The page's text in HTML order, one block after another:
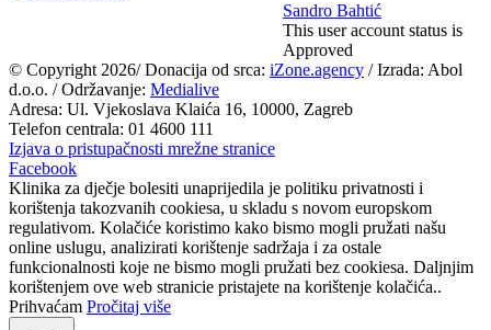
Sandro Bahtić
This user account status is
Approved
© Copyright 2026/ Donacija od srca: iZone.agency / Izrada: Abol
d.o.o. / Održavanje: Medialive
Adresa: Ul. Vjekoslava Klaića 16, 10000, Zagreb
Telefon centrala: 01 4600 111
Izjava o pristupačnosti mrežne stranice
Facebook
Klinika za dječje bolesiti unaprijedila je politiku privatnosti i
korištenja takozvanih cookiesa, u skladu s novom europskom
regulativom. Kolačiće koristimo kako bismo mogli pružati našu
online uslugu, analizirati korištenje sadržaja i za ostale
funkcionalnosti koje ne bismo mogli pružati bez cookiesa. Daljnjim
korištenjem ove web stranicie pristajete na korištenje kolačića..
Prihvaćam Pročitaj više